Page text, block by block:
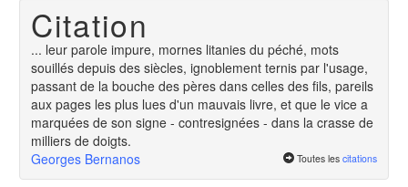
Citation
... leur parole impure, mornes litanies du péché, mots
souillés depuis des siècles, ignoblement ternis par l'usage,
passant de la bouche des pères dans celles des fils, pareils
aux pages les plus lues d'un mauvais livre, et que le vice a
marquées de son signe - contresignées - dans la crasse de
milliers de doigts.
Georges Bernanos
Toutes les citations